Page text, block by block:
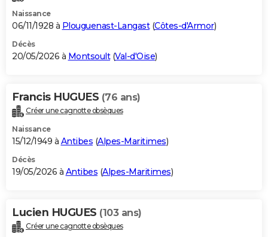
Naissance
06/11/1928 à Plouguenast-Langast(Côtes-d'Armor)
Décès
20/05/2026 à Montsoult(Val-d'Oise)
Francis HUGUES (76 ans)
Créer une cagnotte obsèques
Naissance
15/12/1949 à Antibes (Alpes-Maritimes)
Décès
19/05/2026 à Antibes (Alpes-Maritimes)
Lucien HUGUES (103 ans)
Créer une cagnotte obsèques